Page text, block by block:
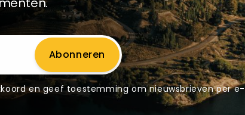
Abonneren
en geef toestemming om nieuwsbrieven per